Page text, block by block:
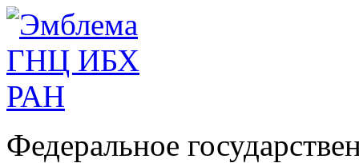
Федеральное